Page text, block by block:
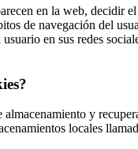
en la web, decidir
de navegación del
en sus redes
y
locales